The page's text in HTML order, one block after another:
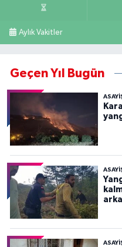
Aylık Vakitler
Geçen Yıl Bugün